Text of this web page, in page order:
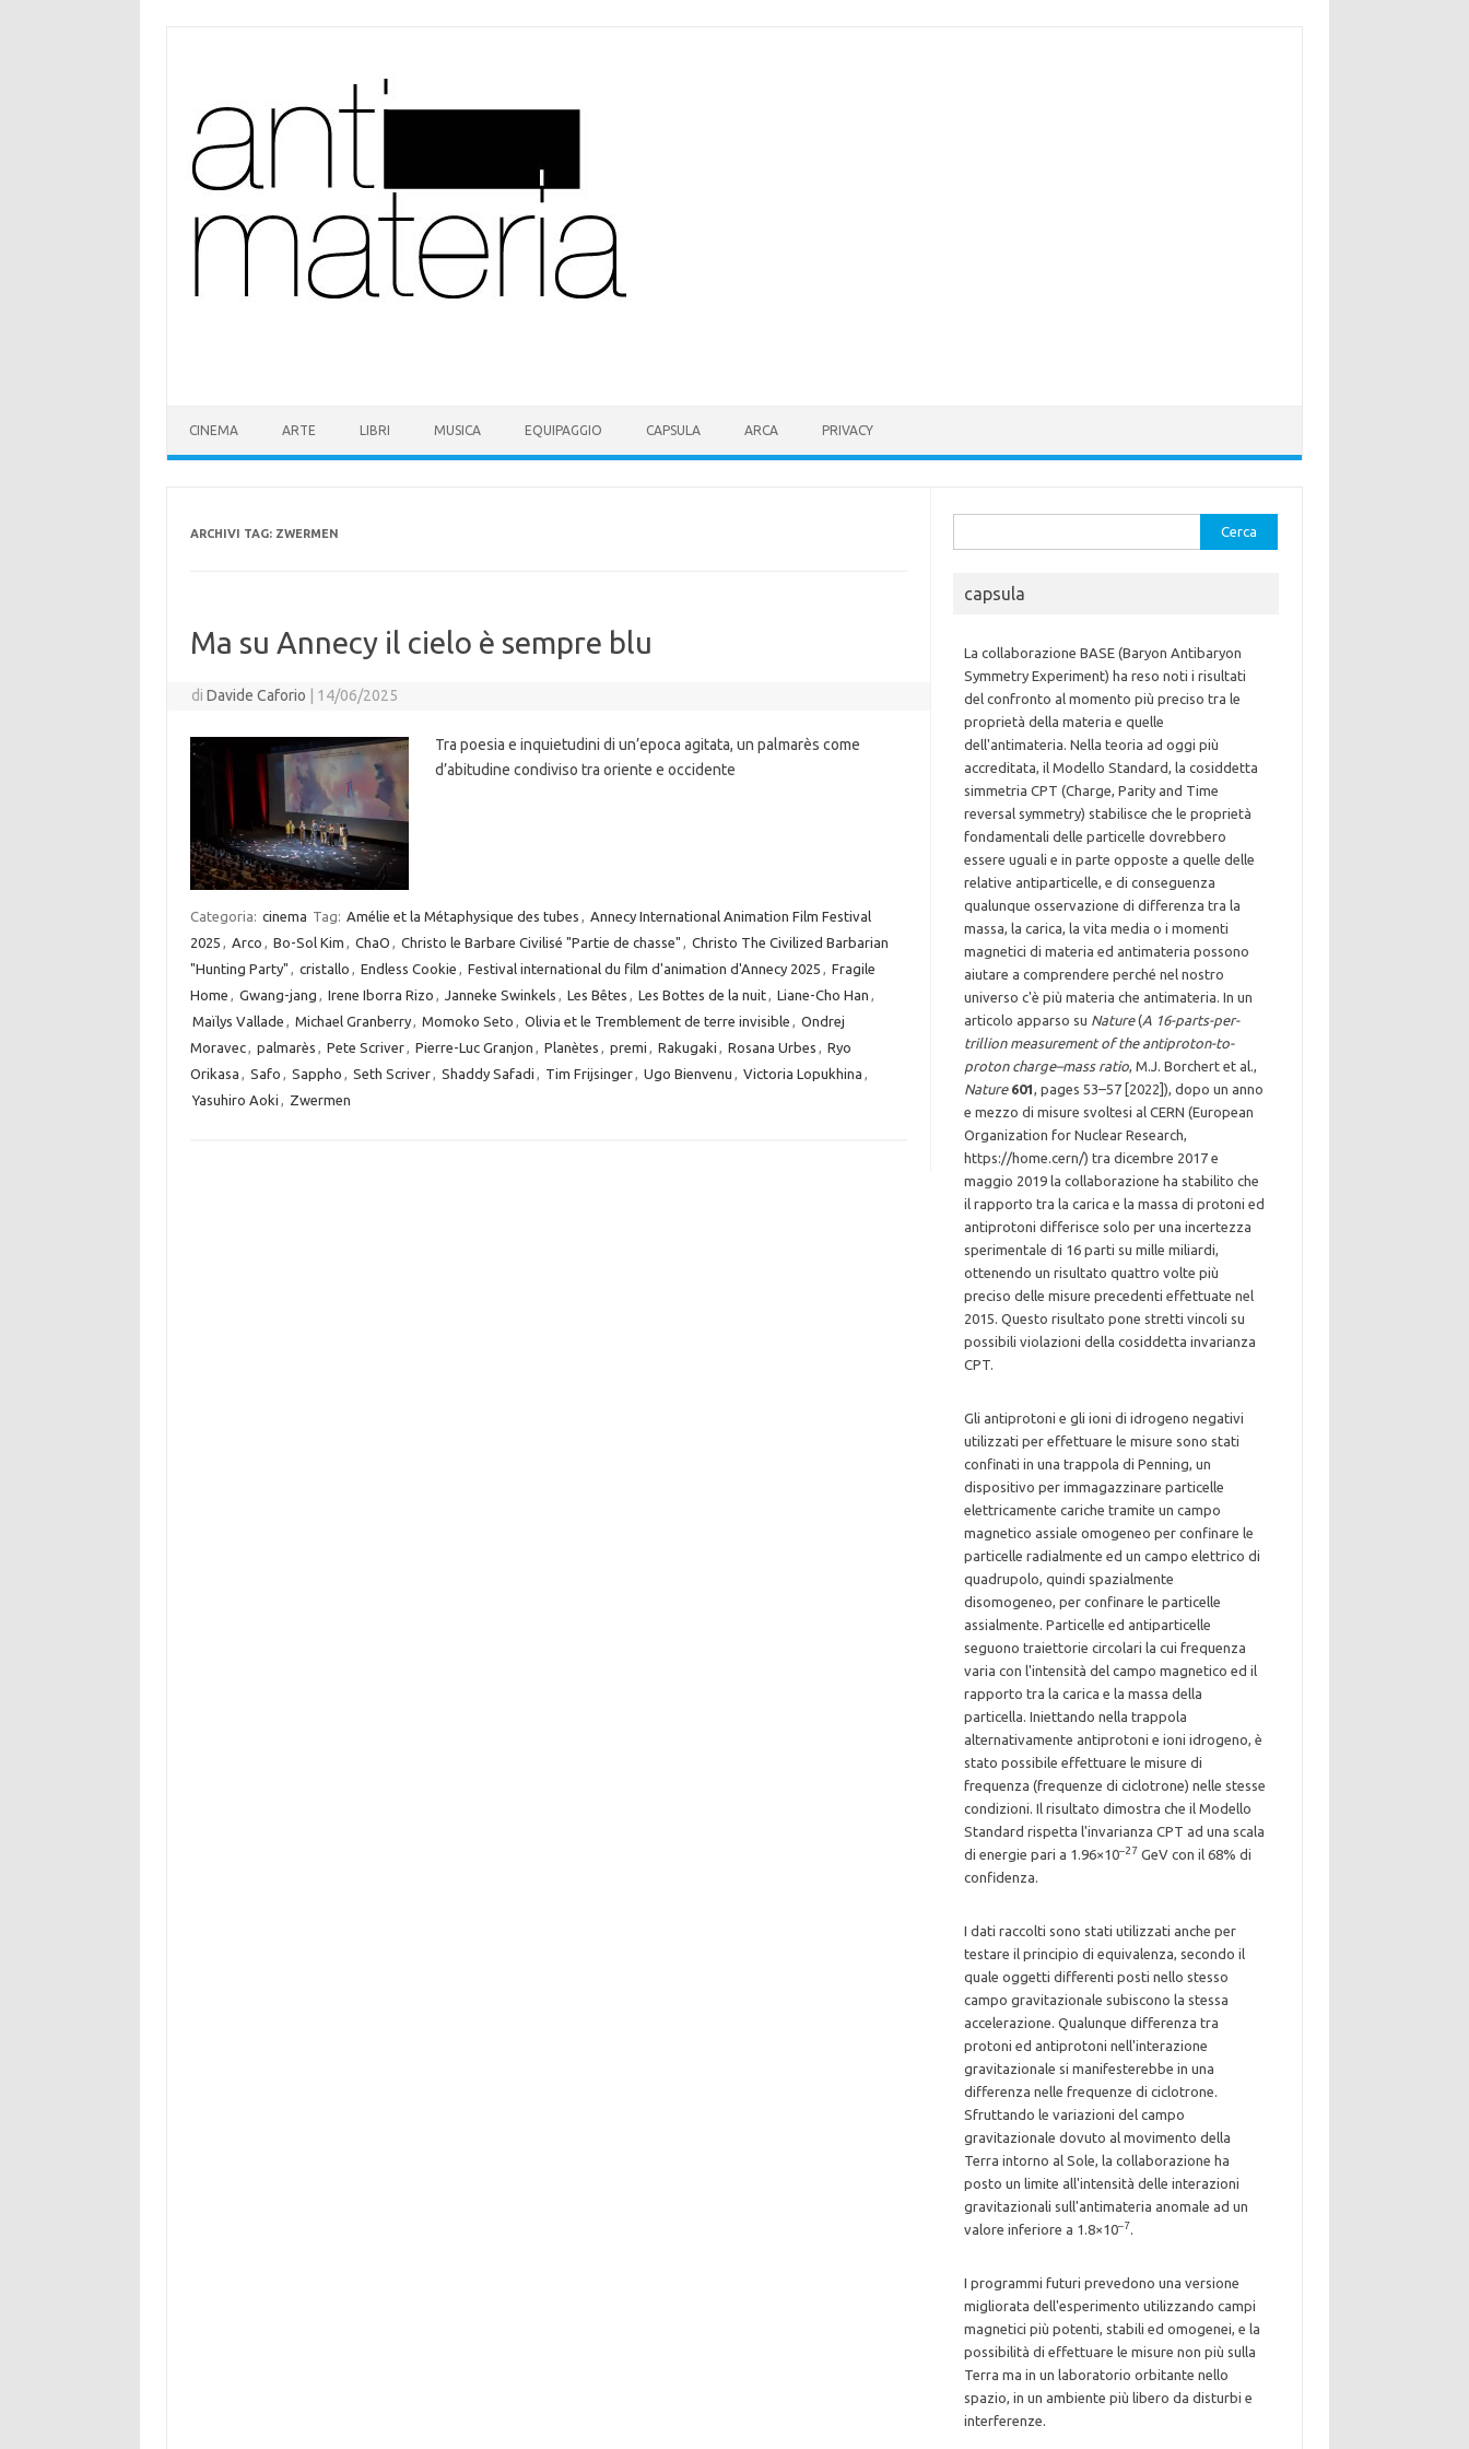
CINEMA ARTE LIBRI MUSICA EQUIPAGGIO CAPSULA ARCA PRIVACY
ARCHIVI TAG: ZWERMEN
Ma su Annecy il cielo è sempre blu
diDavide Caforio 14/06/2025
Tra poesia e inquietudini di un’epoca agitata, un palmarès come
d’abitudine condiviso tra oriente e occidente
Categoria: cinema Tag: Amélie et la Métaphysique des tubes , Annecy International Animation Film Festival
2025 , Arco , Bo-Sol Kim , ChaO , Christo le Barbare Civilisé "Partie de chasse" , Christo The Civilized Barbarian
"Hunting Party" , cristallo , Endless Cookie , Festival international du film d'animation d'Annecy 2025 , Fragile
Home , Gwang-jang , Irene Iborra Rizo , Janneke Swinkels , Les Bêtes , Les Bottes de la nuit, Liane-Cho Han ,
Maïlys Vallade , Michael Granberry, Momoko Seto , Olivia et le Tremblement de terre invisible , Ondrej
Moravec, palmarès , Pete Scriver, Pierre-Luc Granjon , Planètes , premi , Rakugaki , Rosana Urbes , Ryo
Orikasa , Safo , Sappho , Seth Scriver, Shaddy Safadi , Tim Frijsinger, Ugo Bienvenu , Victoria Lopukhina ,
Yasuhiro Aoki , Zwermen
per:
capsula
La collaborazione BASE (Baryon Antibaryon
Symmetry Experiment) ha reso noti i risultati
del confronto al momento più preciso tra le
proprietà della materia e quelle
dell'antimateria. Nella teoria ad oggi più
accreditata, il Modello Standard, la cosiddetta
simmetria CPT (Charge, Parity and Time
reversal symmetry) stabilisce che le proprietà
fondamentali delle particelle dovrebbero
essere uguali e in parte opposte a quelle delle
relative antiparticelle, e di conseguenza
qualunque osservazione di differenza tra la
massa, la carica, la vita media o i momenti
magnetici di materia ed antimateria possono
aiutare a comprendere perché nel nostro
universo c'è più materia che antimateria. In un
articolo apparso su Nature(A 16-parts-per-
trillion measurement of the antiproton-to-
proton charge–mass ratio, M.J. Borchert et al.,
Nature 601, pages 53–57 [2022]), dopo un anno
e mezzo di misure svoltesi al CERN (European
Organization for Nuclear Research,
https://home.cern/) tra dicembre 2017 e
maggio 2019 la collaborazione ha stabilito che
il rapporto tra la carica e la massa di protoni ed
antiprotoni differisce solo per una incertezza
sperimentale di 16 parti su mille miliardi,
ottenendo un risultato quattro volte più
preciso delle misure precedenti effettuate nel
2015. Questo risultato pone stretti vincoli su
possibili violazioni della cosiddetta invarianza
CPT.
Gli antiprotoni e gli ioni di idrogeno negativi
utilizzati per effettuare le misure sono stati
confinati in una trappola di Penning, un
dispositivo per immagazzinare particelle
elettricamente cariche tramite un campo
magnetico assiale omogeneo per confinare le
particelle radialmente ed un campo elettrico di
quadrupolo, quindi spazialmente
disomogeneo, per confinare le particelle
assialmente. Particelle ed antiparticelle
seguono traiettorie circolari la cui frequenza
varia con l'intensità del campo magnetico ed il
rapporto tra la carica e la massa della
particella. Iniettando nella trappola
alternativamente antiprotoni e ioni idrogeno, è
stato possibile effettuare le misure di
frequenza (frequenze di ciclotrone) nelle stesse
condizioni. Il risultato dimostra che il Modello
Standard rispetta l'invarianza CPT ad una scala
di energie pari a 1.96×10–27 GeV con il 68% di
confidenza.
I dati raccolti sono stati utilizzati anche per
testare il principio di equivalenza, secondo il
quale oggetti differenti posti nello stesso
campo gravitazionale subiscono la stessa
accelerazione. Qualunque differenza tra
protoni ed antiprotoni nell'interazione
gravitazionale si manifesterebbe in una
differenza nelle frequenze di ciclotrone.
Sfruttando le variazioni del campo
gravitazionale dovuto al movimento della
Terra intorno al Sole, la collaborazione ha
posto un limite all'intensità delle interazioni
gravitazionali sull'antimateria anomale ad un
valore inferiore a 1.8×10–7.
I programmi futuri prevedono una versione
migliorata dell'esperimento utilizzando campi
magnetici più potenti, stabili ed omogenei, e la
possibilità di effettuare le misure non più sulla
Terra ma in un laboratorio orbitante nello
spazio, in un ambiente più libero da disturbi e
interferenze.